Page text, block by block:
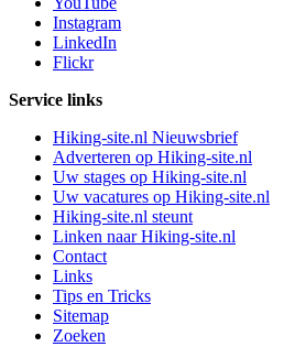
Instagram
LinkedIn
Flickr
Service links
Hiking-site.nl Nieuwsbrief
Adverteren op Hiking-site.nl
Uw stages op Hiking-site.nl
Uw vacatures op Hiking-site.nl
Hiking-site.nl steunt
Linken naar Hiking-site.nl
Contact
Links
Tips en Tricks
Sitemap
Zoeken